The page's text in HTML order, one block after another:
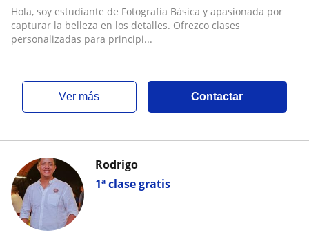
Hola, soy estudiante de Fotografía Básica y apasionada por
capturar la belleza en los detalles. Ofrezco clases
personalizadas para principi...
ver más Contactar
1ª clase gratis
Rodrigo